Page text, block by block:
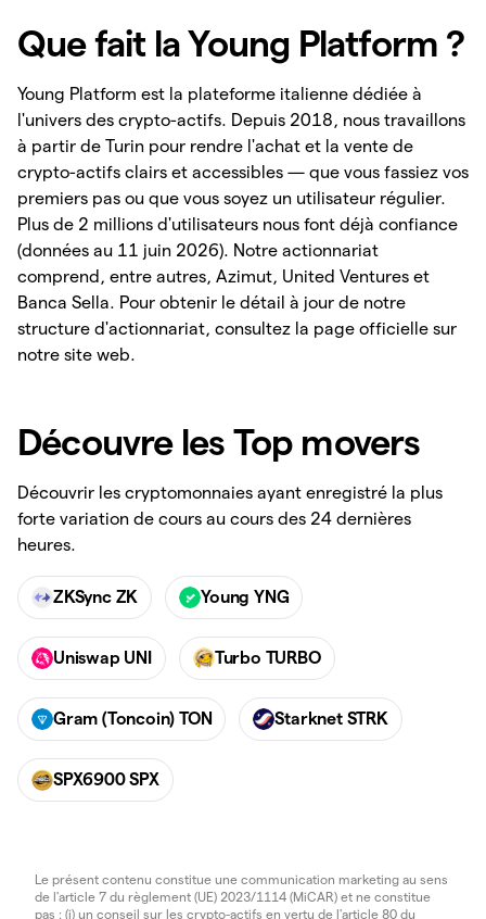
Que fait la Young Platform ?
Young Platform est la plateforme italienne dédiée à
l'univers des crypto-actifs. Depuis 2018, nous travaillons
à partir de Turin pour rendre l'achat et la vente de
crypto-actifs clairs et accessibles — que vous fassiez vos
premiers pas ou que vous soyez un utilisateur régulier.
Plus de 2 millions d'utilisateurs nous font déjà confiance
(données au 11 juin 2026). Notre actionnariat
comprend, entre autres, Azimut, United Ventures et
Banca Sella. Pour obtenir le détail à jour de notre
structure d'actionnariat, consultez la page officielle sur
notre site web.
Découvre les Top movers
Découvrir les cryptomonnaies ayant enregistré la plus
forte variation de cours au cours des 24 dernières
heures.
ZKSync ZK Young YNG
Uniswap UNI Turbo TURBO
Gram (Toncoin) TON Starknet STRK
SPX6900 SPX
Le présent contenu constitue une communication marketing au sens
de l'article 7 du règlement (UE) 2023/1114 (MiCAR) et ne constitue
pas : (i) un conseil sur les crypto-actifs en vertu de l'article 80 du